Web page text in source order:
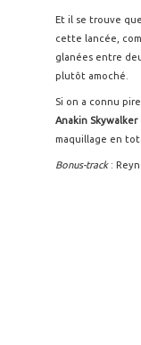
Et il se trouve que
cette lancée,
glanées entre
plutôt amoché.
Si on a connu
Anakin Skywalker
maquillage en
Bonus-track: